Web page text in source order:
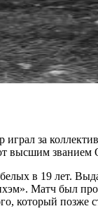
за
высшим
в 19 лет.
Матч был
который позже